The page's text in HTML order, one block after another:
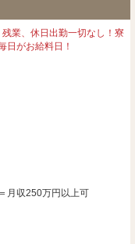
業、休日出勤一切なし！寮
日がお給料日！
月収250万円以上可